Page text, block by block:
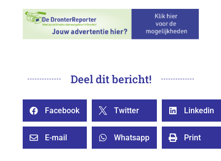
Deel dit bericht!
 Facebook  Twitter  Linkedin
 E-mail  Whatsapp  Print